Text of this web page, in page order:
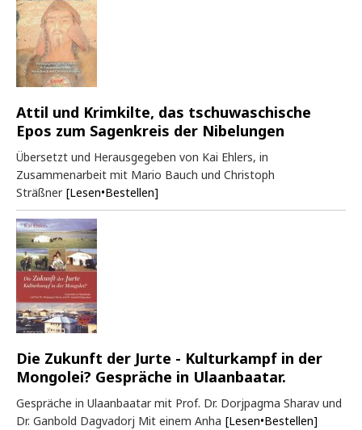
Attil und Krimkilte, das tschuwaschische
Epos zum Sagenkreis der Nibelungen
Übersetzt und Herausgegeben von Kai Ehlers, in
Zusammenarbeit mit Mario Bauch und Christoph
Sträßner [Lesen•Bestellen]
Die Zukunft der Jurte - Kulturkampf in der
Mongolei? Gespräche in Ulaanbaatar.
Gespräche in Ulaanbaatar mit Prof. Dr. Dorjpagma Sharav und
Dr. Ganbold Dagvadorj Mit einem Anha [Lesen•Bestellen]